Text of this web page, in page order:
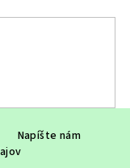
Napíšte nám